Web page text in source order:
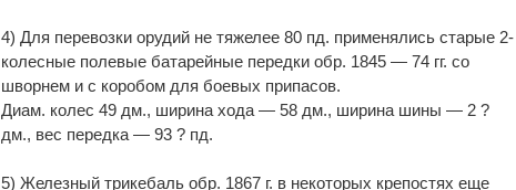
4) Для перевозки орудий не тяжелее 80 пд. применялись старые 2-
колесные полевые батарейные передки обр. 1845 — 74 гг. со
шворнем и с коробом для боевых припасов.
Диам. колес 49 дм., ширина хода — 58 дм., ширина шины — 2 ?
дм., вес передка — 93 ? пд.
5) Железный трикебаль обр. 1867 г. в некоторых крепостях еще